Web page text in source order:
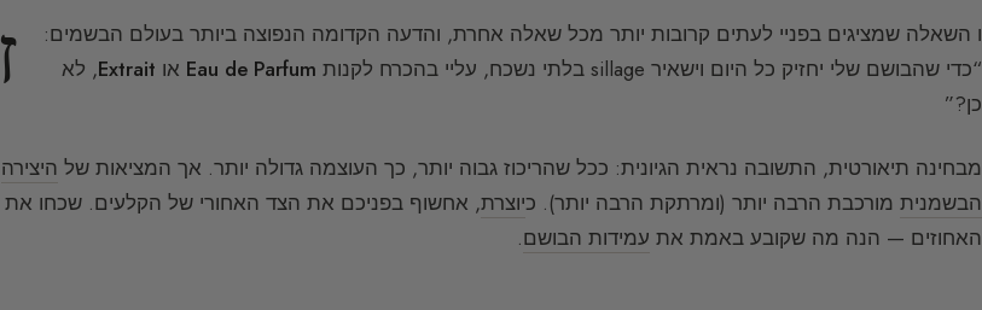
ז
ו השאלה שמציגים בפניי לעתים קרובות יותר מכל שאלה אחרת, והדעה הקדומה הנפוצה ביותר בעולם הבשמים:
“כדי שהבושם שלי יחזיק כל היום וישאיר sillage בלתי נשכח, עליי בהכרח לקנות
Eau de Parfum או Extrait, לא
כן?”
מבחינה תיאורטית, התשובה נראית הגיונית: ככל שהריכוז גבוה יותר, כך העוצמה גדולה יותר. אך המציאות של היצירה
הבשמנית מורכבת הרבה יותר (ומרתקת הרבה יותר). כיוצרת, אחשוף בפניכם את הצד האחורי של הקלעים. שכחו את
האחוזים — הנה מה שקובע באמת את עמידות הבושם.